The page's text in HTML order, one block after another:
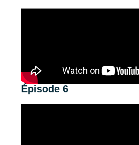
Épisode 6